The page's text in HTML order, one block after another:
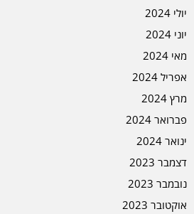
יולי 2024
יוני 2024
מאי 2024
אפריל 2024
מרץ 2024
פברואר 2024
ינואר 2024
דצמבר 2023
נובמבר 2023
אוקטובר 2023